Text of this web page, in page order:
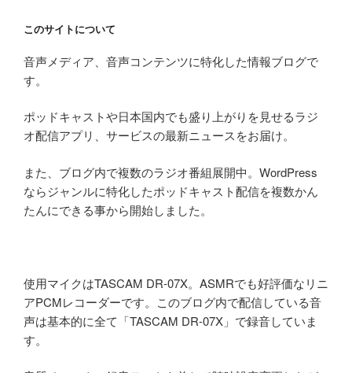
このサイトについて
音声メディア、音声コンテンツに特化した情報ブログで
す。
ポッドキャストや日本国内でも盛り上がりを見せるラジ
オ配信アプリ、サービスの最新ニュースをお届け。
また、ブログ内で複数のラジオ番組展開中。WordPress
ならジャンルに特化したポッドキャスト配信を複数かん
たんにできる事から開始しました。
使用マイクはTASCAM DR-07X。ASMRでも好評価なリニ
アPCMレコーダーです。このブログ内で配信している音
声は基本的に全て「TASCAM DR-07X」で録音していま
す。